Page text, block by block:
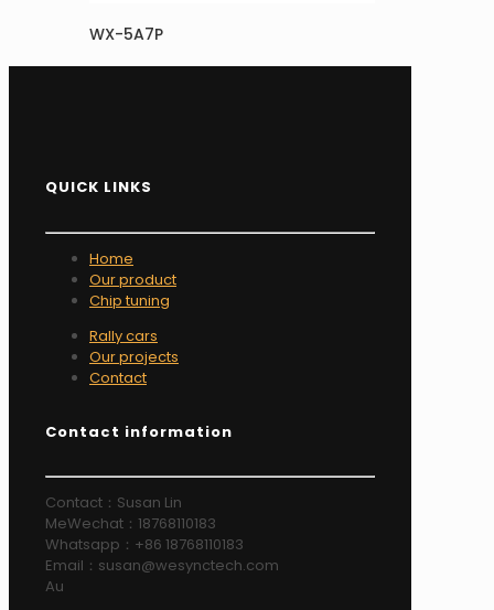
WX-5A7P
QUICK LINKS
Home
Our product
Chip tuning
Rally cars
Our projects
Contact
Contact information
Contact：Susan Lin
MeWechat：18768110183
Whatsapp：+86 18768110183
Email：susan@wesynctech.com
Au